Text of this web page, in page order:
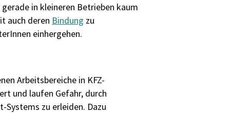
in kleineren Betrieben kaum
auch deren Bindung zu
einhergehen.
Arbeitsbereiche in KFZ-
und laufen Gefahr, durch
zu erleiden. Dazu